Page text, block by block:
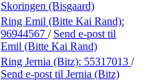
Skoringen (Bisgaard)
Ring Emil (Bitte Kai Rand):
96944567 / Send e-post til
Emil (Bitte Kai Rand)
Ring Jernia (Bitz): 55317013 /
Send e-post til Jernia (Bitz)